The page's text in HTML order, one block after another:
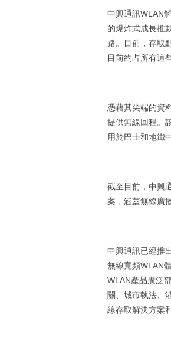
中興通訊WLAN
的爆炸式成長推
路。目前，存取
目前約占所有這
憑藉其尖端的資
提供無線回程。
用於巴士和地鐵
截至目前，中興
案，涵蓋無線廣
中興通訊已經推
無線寬頻WLAN
WLAN產品廣泛
關、城市執法、
線存取解決方案